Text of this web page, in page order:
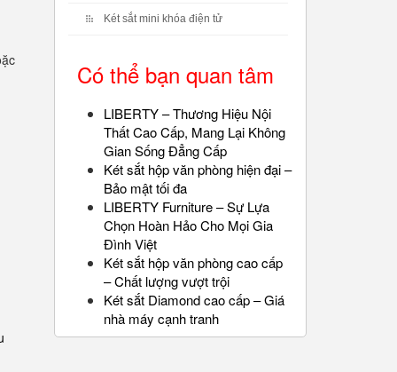
Két sắt mini khóa điện tử
Có thể bạn quan tâm
LIBERTY – Thương Hiệu Nội
Thất Cao Cấp, Mang Lại Không
Gian Sống Đẳng Cấp
Két sắt hộp văn phòng hiện đại –
Bảo mật tối đa
LIBERTY Furniture – Sự Lựa
Chọn Hoàn Hảo Cho Mọi Gia
Đình Việt
Két sắt hộp văn phòng cao cấp
– Chất lượng vượt trội
Két sắt Diamond cao cấp – Giá
nhà máy cạnh tranh